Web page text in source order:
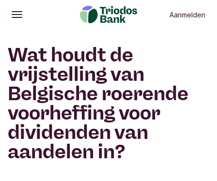
Openen
Hoofdmenu Aanmelden
Wat houdt de
vrijstelling van
Belgische roerende
voorheffing voor
dividenden van
aandelen in?